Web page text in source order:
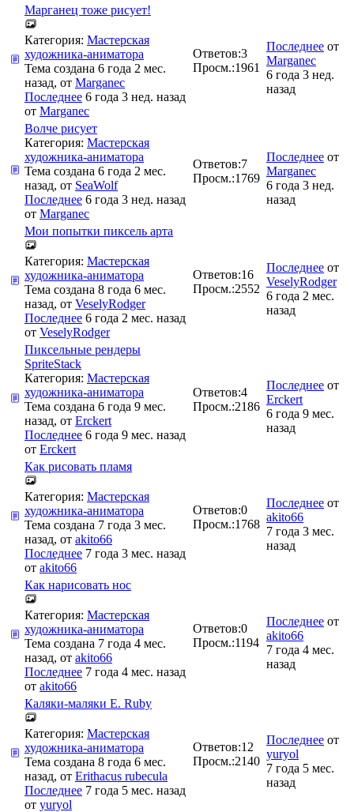
Марганец тоже рисует!
Категория: Мастерская
художника-аниматора
Тема создана 6 года 2 мес.
назад, от Marganec
Последнее 6 года 3 нед. назад
от Marganec
Ответов:3
Просм.:1961
Последнее от
Marganec
6 года 3 нед.
назад
Волче рисует
Категория: Мастерская
художника-аниматора
Тема создана 6 года 2 мес.
назад, от SeaWolf
Последнее 6 года 3 нед. назад
от Marganec
Ответов:7
Просм.:1769
Последнее от
Marganec
6 года 3 нед.
назад
Мои попытки пиксель арта
Категория: Мастерская
художника-аниматора
Тема создана 8 года 6 мес.
назад, от VeselyRodger
Последнее 6 года 2 мес. назад
от VeselyRodger
Ответов:16
Просм.:2552
Последнее от
VeselyRodger
6 года 2 мес.
назад
Пиксельные рендеры
SpriteStack
Категория: Мастерская
художника-аниматора
Тема создана 6 года 9 мес.
назад, от Erckert
Последнее 6 года 9 мес. назад
от Erckert
Ответов:4
Просм.:2186
Последнее от
Erckert
6 года 9 мес.
назад
Как рисовать пламя
Категория: Мастерская
художника-аниматора
Тема создана 7 года 3 мес.
назад, от akito66
Последнее 7 года 3 мес. назад
от akito66
Ответов:0
Просм.:1768
Последнее от
akito66
7 года 3 мес.
назад
Как нарисовать нос
Категория: Мастерская
художника-аниматора
Тема создана 7 года 4 мес.
назад, от akito66
Последнее 7 года 4 мес. назад
от akito66
Ответов:0
Просм.:1194
Последнее от
akito66
7 года 4 мес.
назад
Каляки-маляки E. Ruby
Категория: Мастерская
художника-аниматора
Тема создана 8 года 6 мес.
назад, от Erithacus rubecula
Последнее 7 года 5 мес. назад
от yuryol
Ответов:12
Просм.:2140
Последнее от
yuryol
7 года 5 мес.
назад